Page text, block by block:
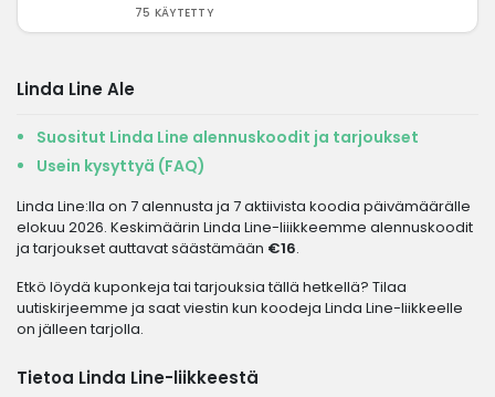
75 KÄYTETTY
Linda Line Ale
Suositut Linda Line alennuskoodit ja tarjoukset
Usein kysyttyä (FAQ)
Linda Line:lla on 7 alennusta ja 7 aktiivista koodia päivämäärälle
elokuu 2026. Keskimäärin Linda Line-liiikkeemme alennuskoodit
ja tarjoukset auttavat säästämään €16.
Etkö löydä kuponkeja tai tarjouksia tällä hetkellä? Tilaa
uutiskirjeemme ja saat viestin kun koodeja Linda Line-liikkeelle
on jälleen tarjolla.
Tietoa Linda Line-liikkeestä